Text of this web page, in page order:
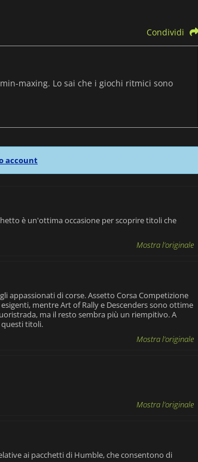
Condividi
maxing. Lo sai che i giochi ritmici sono
account
è un'ottima occasione per scoprire titoli che
Mostra l'originale
appassionati di corse. Assetto Corsa Competizione
mentre Art of Rally e Descenders sono ottime
ma il resto sembra più un riempitivo. A
questi titoli.
Mostra l'originale
Mostra l'originale
ai pacchetti di Humble, che consentono di